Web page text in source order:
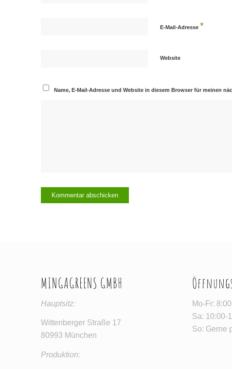
E-Mail-Adresse *
Website
Name, E-Mail-Adresse und Website in diesem Browser für meinen
MINGAGREENS GMBH
Hauptsitz:
Wittenberger Straße 17
80993 München
Produktion:
Mo-Fr:
Sa: 10:00-
So: Gerne